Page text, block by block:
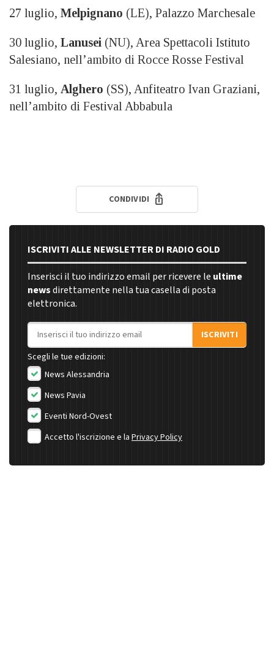
27 luglio, Melpignano (LE), Palazzo Marchesale
30 luglio, Lanusei (NU), Area Spettacoli Istituto
Salesiano, nell’ambito di Rocce Rosse Festival
31 luglio, Alghero (SS), Anfiteatro Ivan Graziani,
nell’ambito di Festival Abbabula
CONDIVIDI
ISCRIVITI ALLE NEWSLETTER DI RADIO GOLD
Inserisci il tuo indirizzo email per ricevere le ultime
newsdirettamente nella tua casella di posta
elettronica.
Indirizzo email
ISCRIVITI
Scegli le tue edizioni:
News Alessandria
News Pavia
Eventi Nord-Ovest
Accetto l'iscrizione e la Privacy Policy